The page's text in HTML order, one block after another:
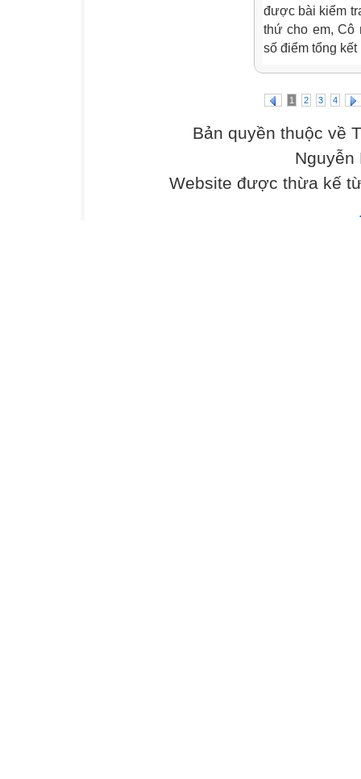
được bài kiểm
thứ cho em, Cô
số điểm tổng kết
1 2 3 4
Bản quyền thuộc về
Nguyễn
Website được thừa kế